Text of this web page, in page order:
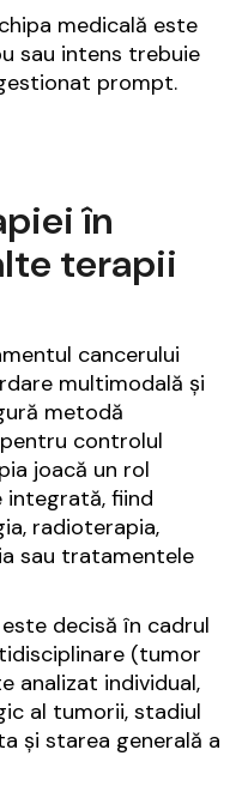
medicală este
sau intens trebuie
prompt.
în
terapii
cancerului
multimodală și
metodă
controlul
joacă un rol
fiind
radioterapia,
sau tratamentele
decisă în cadrul
(tumor
analizat individual,
al tumorii, stadiul
și starea generală a